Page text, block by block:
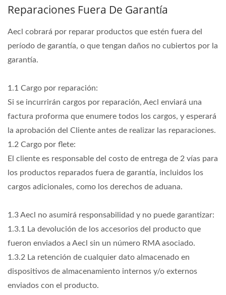
Reparaciones Fuera De Garantía
Aecl cobrará por reparar productos que estén fuera del
período de garantía, o que tengan daños no cubiertos por la
garantía.
1.1 Cargo por reparación:
Si se incurrirán cargos por reparación, Aecl enviará una
factura proforma que enumere todos los cargos, y esperará
la aprobación del Cliente antes de realizar las reparaciones.
1.2 Cargo por flete:
El cliente es responsable del costo de entrega de 2 vías para
los productos reparados fuera de garantía, incluidos los
cargos adicionales, como los derechos de aduana.
1.3 Aecl no asumirá responsabilidad y no puede garantizar:
1.3.1 La devolución de los accesorios del producto que
fueron enviados a Aecl sin un número RMA asociado.
1.3.2 La retención de cualquier dato almacenado en
dispositivos de almacenamiento internos y/o externos
enviados con el producto.